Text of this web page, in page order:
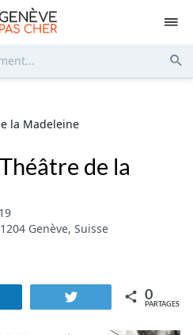
la Madeleine
de la
Genève, Suisse
Tweetez 0
PARTAGES